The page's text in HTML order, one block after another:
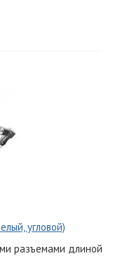
угловой)
разъемами длиной